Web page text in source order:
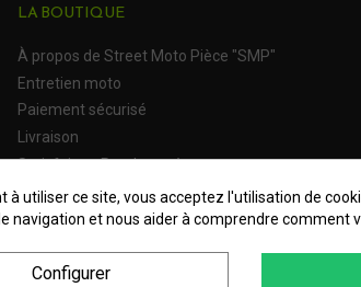
LA BOUTIQUE
À propos de Street Moto Pièce "SMP"
Entretien moto
Paiement sécurisé
Livraison
Satisfait ou Remboursé
à utiliser ce site, vous acceptez l'utilisation de
navigation et nous aider à comprendre comment
Configurer